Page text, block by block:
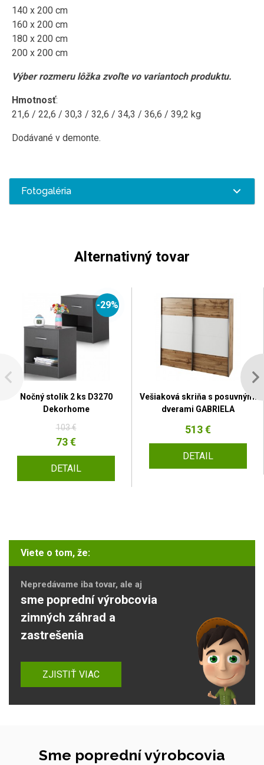
140 x 200 cm
160 x 200 cm
180 x 200 cm
200 x 200 cm
Výber rozmeru lôžka zvoľte vo variantoch produktu.
Hmotnosť:
21,6 / 22,6 / 30,3 / 32,6 / 34,3 / 36,6 / 39,2 kg
Dodávané v demonte.
Fotogaléria
Alternativný tovar
-29%
Nočný stolík 2 ks D3270
Dekorhome
103 €
73 €
DETAIL
Vešiaková skriňa s posuvnými
dverami GABRIELA
513 €
DETAIL
Viete o tom, že:
Nepredávame iba tovar, ale aj
sme poprední výrobcovia
zimných záhrad a
zastrešenia
ZJISTIŤ VIAC
Sme poprední výrobcovia